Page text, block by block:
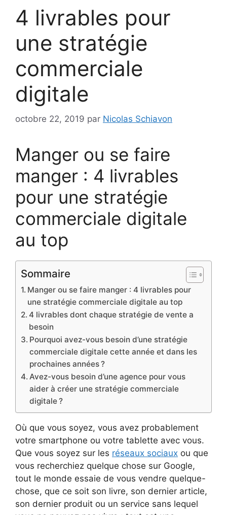
4 livrables pour
une stratégie
commerciale
digitale
octobre 22, 2019 par Nicolas Schiavon
Manger ou se faire
manger : 4 livrables
pour une stratégie
commerciale digitale
au top
Sommaire
Manger ou se faire manger : 4 livrables pour
une stratégie commerciale digitale au top
4 livrables dont chaque stratégie de vente a
besoin
Pourquoi avez-vous besoin d’une stratégie
commerciale digitale cette année et dans les
prochaines années ?
Avez-vous besoin d’une agence pour vous
aider à créer une stratégie commerciale
digitale ?
Où que vous soyez, vous avez probablement
votre smartphone ou votre tablette avec vous.
Que vous soyez sur les réseaux sociaux ou que
vous recherchiez quelque chose sur Google,
tout le monde essaie de vous vendre quelque-
chose, que ce soit son livre, son dernier article,
son dernier produit ou un service sans lequel